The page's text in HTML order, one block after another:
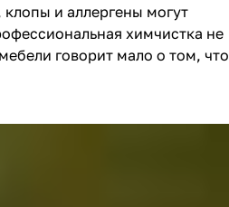
и аллергены могут
химчистка не
говорит мало о том, что